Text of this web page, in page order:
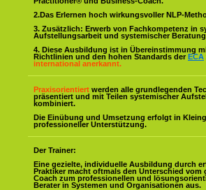
2.Das Erlernen hoch wirkungsvoller NLP-
3. Zusätzlich: Erwerb von Fachkompetenz in
Aufstellungsarbeit und systemischer
4. Diese Ausbildung ist in Übereinstimmung
Richtlinien und den hohen Standards der ECA
international anerkannt.
Praxisorientiert werden alle grundlegenden
präsentiert und mit Teilen systemischer
kombiniert.
Die Einübung und Umsetzung erfolgt in
professioneller Unterstützung.
Der Trainer:
Eine gezielte, individuelle Ausbildung durch
Praktiker macht oftmals den Unterschied vom
Coach zum professionellen und
Berater in Systemen und Organisationen aus.